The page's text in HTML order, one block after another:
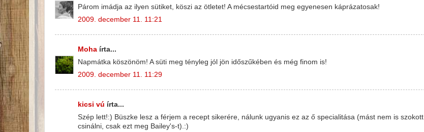
Párom imádja az ilyen sütiket, köszi az ötletet! A mécsestartóid meg egyenesen káprázatosak!
2009. december 11. 11:21
Moha írta...
Napmátka köszönöm! A süti meg tényleg jól jön időszűkében és még finom is!
2009. december 11. 11:29
kicsi vú írta...
Szép lett!:) Büszke lesz a férjem a recept sikerére, nálunk ugyanis ez az ő specialitása (mást nem is szokott
csinálni, csak ezt meg Bailey's-t).:)